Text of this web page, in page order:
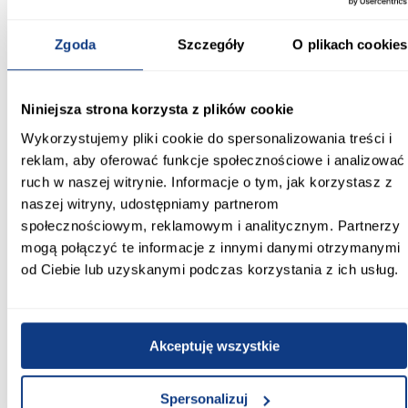
Zgoda Szczegóły O plikach cookies
Niniejsza strona korzysta z plików cookie
Wykorzystujemy pliki cookie do spersonalizowania treści i
reklam, aby oferować funkcje społecznościowe i analizować
ruch w naszej witrynie. Informacje o tym, jak korzystasz z
naszej witryny, udostępniamy partnerom
społecznościowym, reklamowym i analitycznym. Partnerzy
mogą połączyć te informacje z innymi danymi otrzymanymi
od Ciebie lub uzyskanymi podczas korzystania z ich usług.
Akceptuję wszystkie
Spersonalizuj
kremowy/szary
50.00
Głębokość szafek górnych [cm]:
29.00
Kolekcja:
KARMEN
Kolor frontów:
Zobacz więcej >
Inni Klienci sprawdzali również